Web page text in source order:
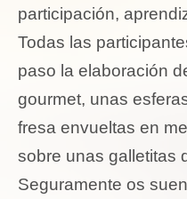
participación,
Todas las
paso la elaboración
gourmet, unas
fresa envueltas en
sobre unas galletitas
Seguramente os